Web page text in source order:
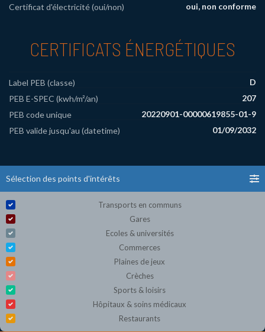
Certificat d'électricité (oui/non) oui, non conforme
CERTIFICATS ÉNERGÉTIQUES
Label PEB (classe)
D
PEB E-SPEC (kwh/m²/an)
207
PEB code unique
20220901-00000619855-01-9
PEB valide jusqu'au (datetime)
01/09/2032
Sélection des points d'intérêts
Transports en communs
Gares
Ecoles & universités
Commerces
Plaines de jeux
Crèches
Sports & loisirs
Hôpitaux & soins médicaux
Restaurants